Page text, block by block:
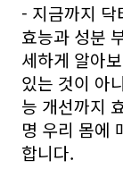
- 지금까지
효능과 성분
세하게 알아
있는 것이 아
능 개선까지
명 우리 몸에
합니다.